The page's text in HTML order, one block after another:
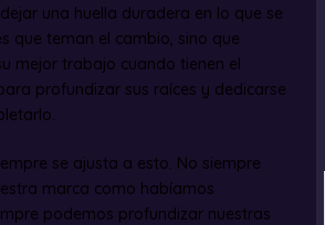
una huella duradera en lo que se
que teman el cambio, sino que
mejor trabajo cuando tienen el
profundizar sus raíces y dedicarse
se ajusta a esto. No siempre
marca como habíamos
podemos profundizar nuestras